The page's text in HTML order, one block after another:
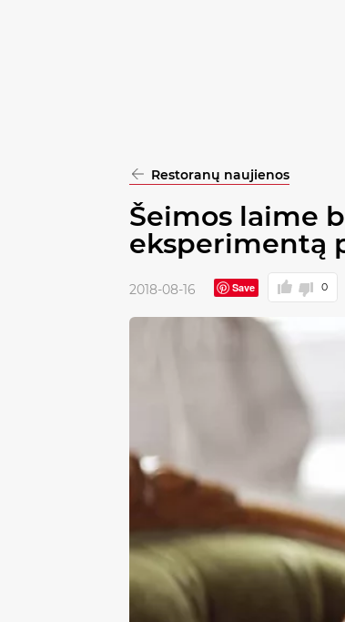
Restoranų naujienos
Šeimos laime
eksperimentą
2018-08-16 Save 0